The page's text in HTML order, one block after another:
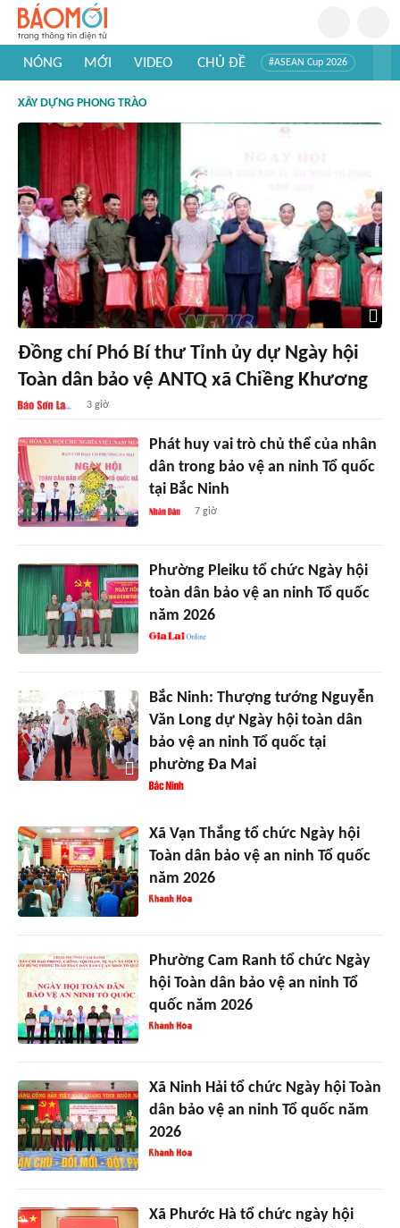
NÓNG MỚI VIDEO CHỦ ĐỀ #ASEAN Cup 2026
#Khám phá thế giới
XÂY DỰNG PHONG TRÀO
Đồng chí Phó Bí thư Tỉnh ủy dự Ngày hội
Toàn dân bảo vệ ANTQ xã Chiềng Khương
3 giờ
Phát huy vai trò chủ thể của nhân
dân trong bảo vệ an ninh Tổ quốc
tại Bắc Ninh
7 giờ
Phường Pleiku tổ chức Ngày hội
toàn dân bảo vệ an ninh Tổ quốc
năm 2026
Bắc Ninh: Thượng tướng Nguyễn
Văn Long dự Ngày hội toàn dân
bảo vệ an ninh Tổ quốc tại
phường Đa Mai
Xã Vạn Thắng tổ chức Ngày hội
Toàn dân bảo vệ an ninh Tổ quốc
năm 2026
Phường Cam Ranh tổ chức Ngày
hội Toàn dân bảo vệ an ninh Tổ
quốc năm 2026
Xã Ninh Hải tổ chức Ngày hội Toàn
dân bảo vệ an ninh Tổ quốc năm
2026
Xã Phước Hà tổ chức ngày hội